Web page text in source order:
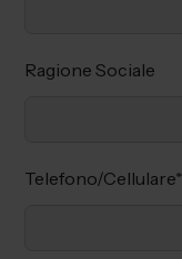
Ragione Sociale
Telefono/Cellulare*